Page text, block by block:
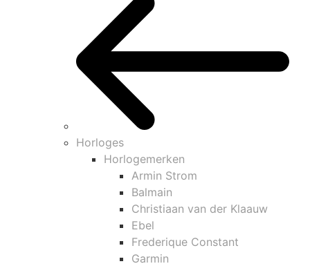
Horloges
Horlogemerken
Armin Strom
Balmain
Christiaan van der Klaauw
Ebel
Frederique Constant
Garmin